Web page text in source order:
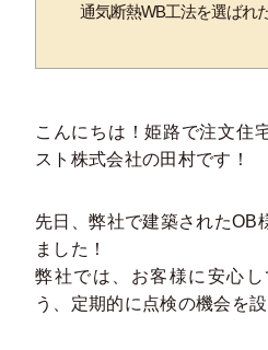
通気断熱WB工法を選ばれ
こんにちは！姫路で注文住
スト株式会社の田村です！
先日、弊社で建築されたOB
ました！
弊社では、お客様に安心
う、定期的に点検の機会を